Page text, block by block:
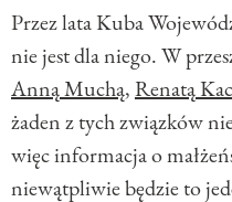
Przez lata Kuba
nie jest dla niego. W
Anną Muchą,Renatą
żaden z tych związków
więc informacja o
niewątpliwie będzie to